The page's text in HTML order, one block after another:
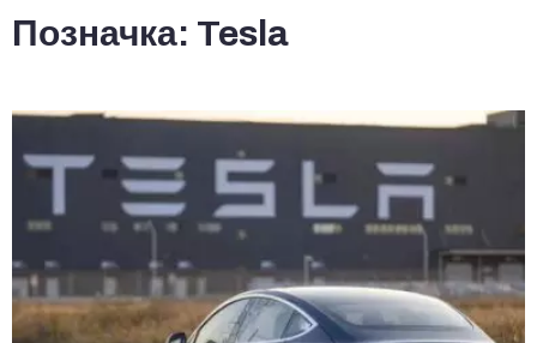
Позначка: Tesla